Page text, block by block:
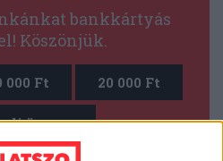
bankkártyás
Köszönjük.
000 Ft 20 000 Ft
összeg